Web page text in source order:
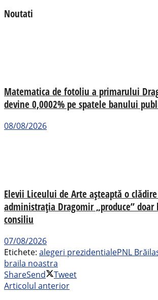
Noutati
Matematica de fotoliu a primarului
devine 0,0002% pe spatele banului
08/08/2026
Elevii Liceului de Arte așteaptă o
administrația Dragomir „produce” doar
consiliu
07/08/2026
Etichete: alegeri prezidentialePNL Brăila
braila noastra
ShareSend
Tweet
Articolul anterior